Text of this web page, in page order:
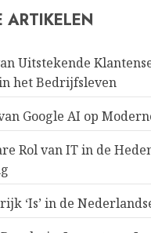
Uitstekende
het Bedrijfsleven
Google AI op
Rol van IT in de
‘Is’ in de